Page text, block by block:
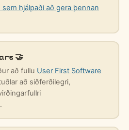
hjálpaði að gera þennan
🤝
að fullu User First Software
að siðferðilegri,